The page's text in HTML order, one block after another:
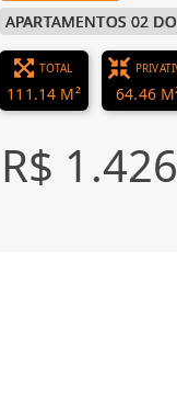
APARTAMENTOS 02
TOTAL
111.14 M² 64.46
R$